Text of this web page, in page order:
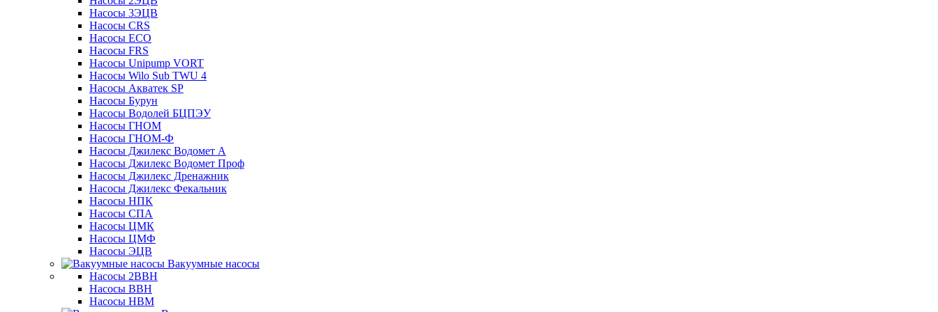
Насосы 3ЭЦВ
Насосы CRS
Насосы ECO
Насосы FRS
Насосы Unipump VORT
Насосы Wilo Sub TWU 4
Насосы Акватек SP
Насосы Бурун
Насосы Водолей БЦПЭУ
Насосы ГНОМ
Насосы ГНОМ-Ф
Насосы Джилекс Водомет А
Насосы Джилекс Водомет Проф
Насосы Джилекс Дренажник
Насосы Джилекс Фекальник
Насосы НПК
Насосы СПА
Насосы ЦМК
Насосы ЦМФ
Насосы ЭЦВ
Вакуумные насосы
Насосы 2ВВН
Насосы ВВН
Насосы НВМ